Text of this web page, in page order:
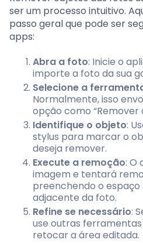
ser um processo intuitivo.
passo geral que pode ser
apps:
Abra a foto: Inicie o
importe a foto da sua
Selecione a
Normalmente, isso
opção como “Remover
Identifique o objeto:
stylus para marcar o
deseja remover.
Execute a remoção: O
imagem e tentará
preenchendo o
adjacente da foto.
Refine se necessário:
use outras
retocar a área editada.